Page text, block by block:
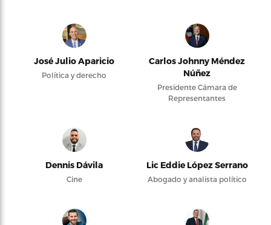
José Julio Aparicio
Política y derecho
Carlos Johnny Méndez
Núñez
Presidente Cámara de
Representantes
Dennis Dávila
Cine
Lic Eddie López Serrano
Abogado y analista político